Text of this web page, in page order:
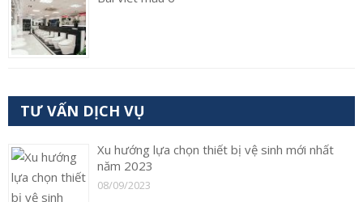
TƯ VẤN DỊCH VỤ
Xu hướng lựa chọn thiết bị vệ sinh mới nhất
năm 2023
08/09/2023